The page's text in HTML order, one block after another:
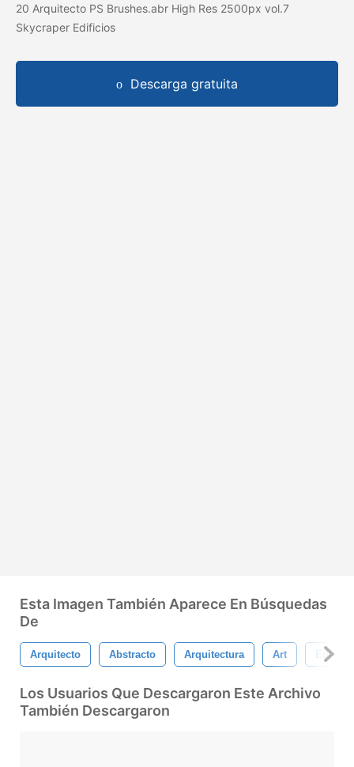
20 Arquitecto PS Brushes.abr High Res 2500px vol.7
Skycraper Edificios
Descarga gratuita
Esta Imagen También Aparece En Búsquedas
De
Arquitecto Abstracto Arquitectura Art
Los Usuarios Que Descargaron Este Archivo
También Descargaron